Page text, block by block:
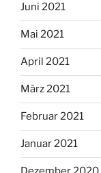
Juni 2021
Mai 2021
April 2021
März 2021
Februar 2021
Januar 2021